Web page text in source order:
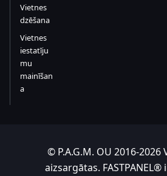
Vietnes
dzēšana
Vietnes
iestatīju
mu
mainīšan
a
© P.A.G.M. OU 2016-2026
aizsargātas. FASTPANEL®